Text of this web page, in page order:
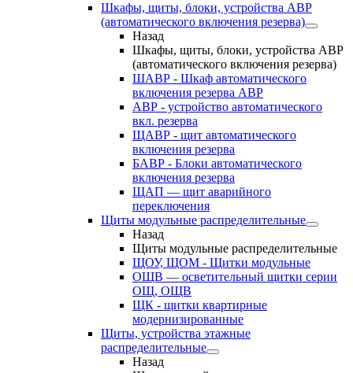
Шкафы, щиты, блоки, устройства АВР
(автоматического включения резерва)
Назад
Шкафы, щиты, блоки, устройства АВР
(автоматического включения резерва)
ШАВР - Шкаф автоматического
включения резерва АВР
АВР - устройство автоматического
вкл. резерва
ЩАВР - щит автоматического
включения резерва
БАВР - Блоки автоматического
включения резерва
ЩАП — щит аварийного
переключения
Щиты модульные распределительные
Назад
Щиты модульные распределительные
ЩОУ, ЩОМ - Щитки модульные
ОЩВ — осветительный щитки серии
ОЩ, ОЩВ
ЩК - щитки квартирные
модернизированные
Щиты, устройства этажные
распределительные
Назад